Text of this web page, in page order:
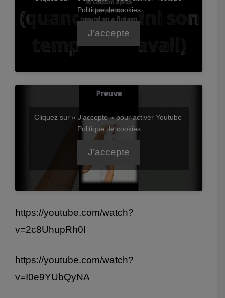
Politique de cookies
J’accepte
Cliquez sur « J’accepte » pour activer Youtube
Politique de cookies
J’accepte
https://youtube.com/watch?
v=2c8UhupRh0I
https://youtube.com/watch?
v=I0e9YUbQyNA